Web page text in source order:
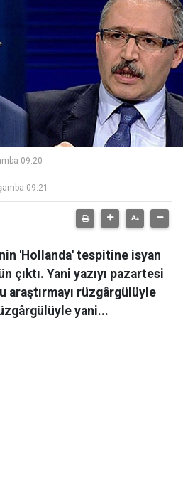
09:20
09:21
'Hollanda' tespitine isyan
çıktı. Yani yazıyı pazartesi
araştırmayı rüzgârgülüyle
yani...